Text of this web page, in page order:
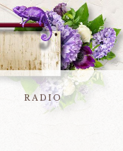
RADIO